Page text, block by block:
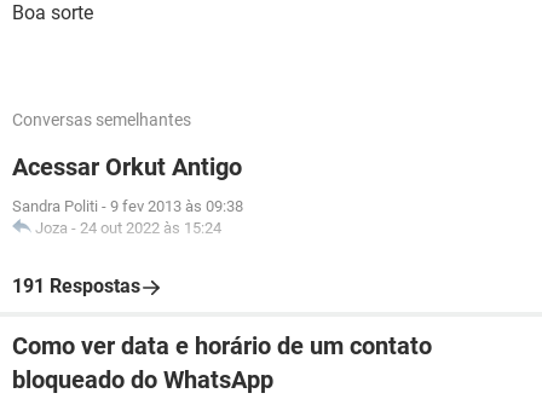
Boa sorte
Conversas semelhantes
Acessar Orkut Antigo
Sandra Politi - 9 fev 2013 às 09:38
Joza - 24 out 2022 às 15:24
191 Respostas
Como ver data e horário de um contato
bloqueado do WhatsApp